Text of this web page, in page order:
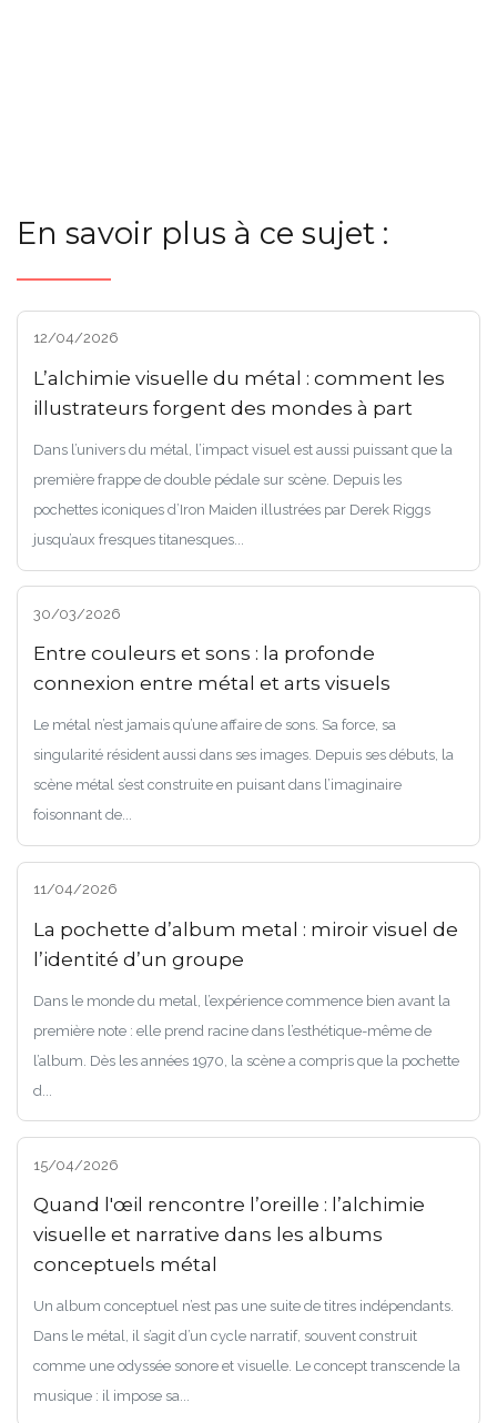
En savoir plus à ce sujet :
12/04/2026
L’alchimie visuelle du métal : comment les
illustrateurs forgent des mondes à part
Dans l’univers du métal, l’impact visuel est aussi puissant que la
première frappe de double pédale sur scène. Depuis les
pochettes iconiques d’Iron Maiden illustrées par Derek Riggs
jusqu’aux fresques titanesques...
30/03/2026
Entre couleurs et sons : la profonde
connexion entre métal et arts visuels
Le métal n’est jamais qu’une affaire de sons. Sa force, sa
singularité résident aussi dans ses images. Depuis ses débuts, la
scène métal s’est construite en puisant dans l’imaginaire
foisonnant de...
11/04/2026
La pochette d’album metal : miroir visuel de
l’identité d’un groupe
Dans le monde du metal, l’expérience commence bien avant la
première note : elle prend racine dans l’esthétique-même de
l’album. Dès les années 1970, la scène a compris que la pochette
d...
15/04/2026
Quand l'œil rencontre l’oreille : l’alchimie
visuelle et narrative dans les albums
conceptuels métal
Un album conceptuel n’est pas une suite de titres indépendants.
Dans le métal, il s’agit d’un cycle narratif, souvent construit
comme une odyssée sonore et visuelle. Le concept transcende la
musique : il impose sa...